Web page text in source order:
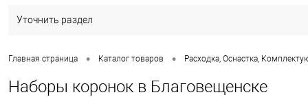
Уточнить раздел
Главная страница • Каталог товаров • Расходка, Оснастка,
Наборы коронок в Благовещенске